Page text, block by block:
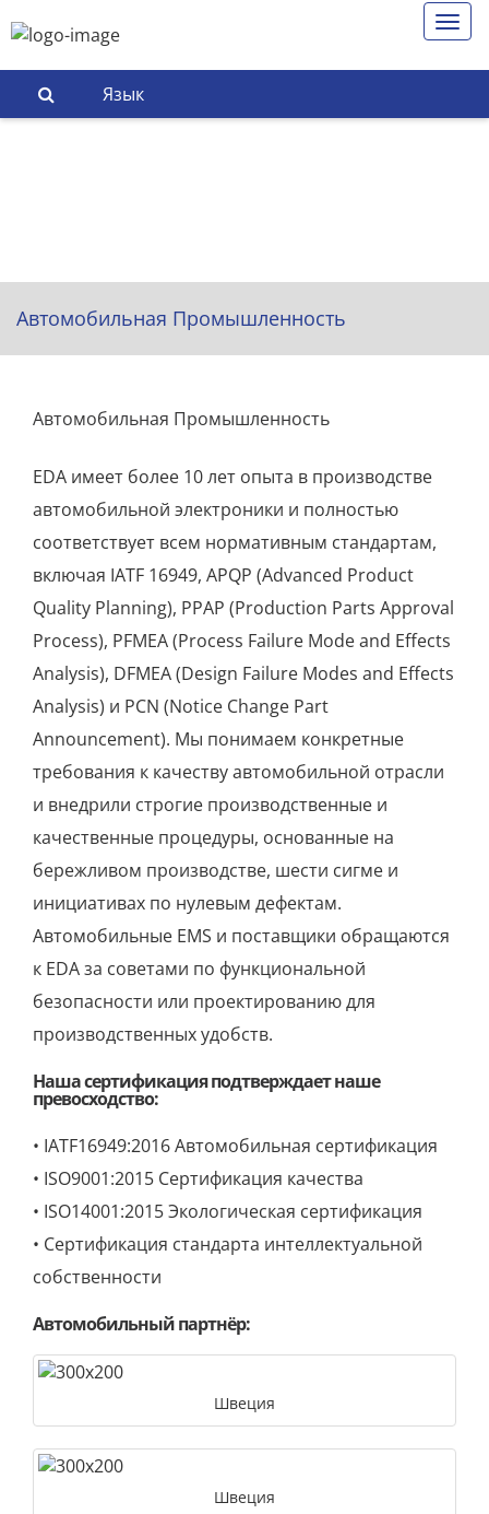
Язык
Автомобильная Промышленность
Автомобильная Промышленность
EDA имеет более 10 лет опыта в производстве
автомобильной электроники и полностью
соответствует всем нормативным стандартам,
включая IATF 16949, APQP (Advanced Product
Quality Planning), PPAP (Production Parts Approval
Process), PFMEA (Process Failure Mode and Effects
Analysis), DFMEA (Design Failure Modes and Effects
Analysis) и PCN (Notice Change Part
Announcement). Мы понимаем конкретные
требования к качеству автомобильной отрасли
и внедрили строгие производственные и
качественные процедуры, основанные на
бережливом производстве, шести сигме и
инициативах по нулевым дефектам.
Автомобильные EMS и поставщики обращаются
к EDA за советами по функциональной
безопасности или проектированию для
производственных удобств.
Наша сертификация подтверждает наше
превосходство:
• IATF16949:2016 Автомобильная сертификация
• ISO9001:2015 Сертификация качества
• ISO14001:2015 Экологическая сертификация
• Сертификация стандарта интеллектуальной
собственности
Автомобильный партнёр:
Швеция
Швеция